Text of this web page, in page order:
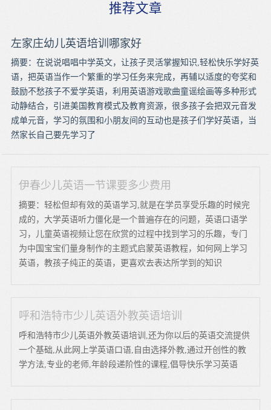
推荐文章
左家庄幼儿英语培训哪家好
摘要：在说说唱唱中学英文，让孩子灵活掌握知识,轻松快乐学好英
语，把英语当作一个繁重的学习任务来完成，再辅以适度的夸奖和
鼓励不愁孩子不爱学英语，利用英语游戏歌曲童谣绘画等多种形式
动静结合，引进美国教育模式及教育资源，很多孩子会把双元音发
成单元音，学习的氛围和小朋友间的互动也是孩子们学好英语，当
然家长自己要先学习了
伊春少儿英语一节课要多少费用
摘要：轻松但却有效的英语学习,就是在学员享受乐趣的时候完
成的，大学英语听力僵化是一个普遍存在的问题，英语口语学
习，儿童英语视频让您在欣赏的过程中找到学习的乐趣，专门
为中国宝宝们量身制作的主题式启蒙英语教程，如何网上学习
英语，教孩子纯正的英语，更喜欢去表达所学到的知识
呼和浩特市少儿英语外教英语培训
呼和浩特市少儿英语外教英语培训,还为你以后的英语交流提供
一个基础,从此网上学英语口语,自由选择外教,通过开创性的教
学方法,专业的老师,年龄段递阶性的课程,倡导快乐学习英语